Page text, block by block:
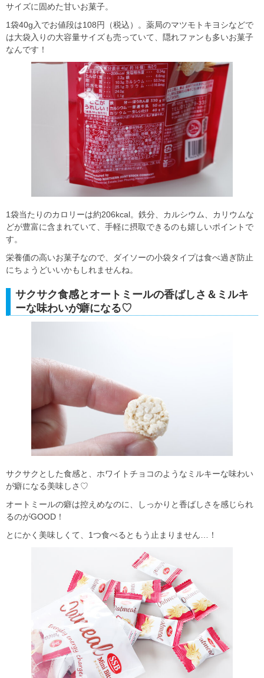
サイズに固めた甘いお菓子。
1袋40g入でお値段は108円（税込）。薬局のマツモトキヨシなどで
は大袋入りの大容量サイズも売っていて、隠れファンも多いお菓子
なんです！
1袋当たりのカロリーは約206kcal。鉄分、カルシウム、カリウムな
どが豊富に含まれていて、手軽に摂取できるのも嬉しいポイントで
す。
栄養価の高いお菓子なので、ダイソーの小袋タイプは食べ過ぎ防止
にちょうどいいかもしれませんね。
サクサク食感とオートミールの香ばしさ＆ミルキ
ーな味わいが癖になる♡
サクサクとした食感と、ホワイトチョコのようなミルキーな味わい
が癖になる美味しさ♡
オートミールの癖は控えめなのに、しっかりと香ばしさを感じられ
るのがGOOD！
とにかく美味しくて、1つ食べるともう止まりません…！